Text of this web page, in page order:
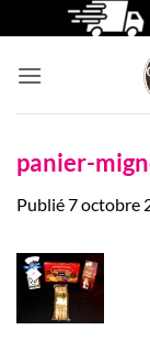
au
contenu
panier-
Publié7 octobre